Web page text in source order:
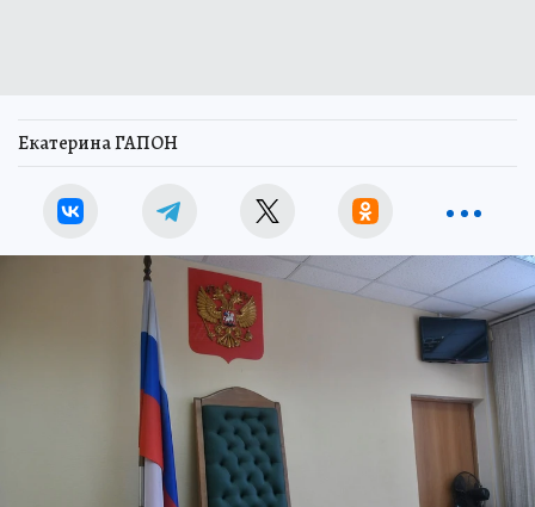
Екатерина ГАПОН